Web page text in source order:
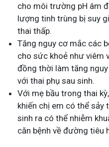
cho môi trường pH âm
lượng tinh trùng bị suy
thai thấp.
Tăng nguy cơ mắc các
cho sức khoẻ như viêm
đồng thời làm tăng
với thai phụ sau sinh.
Với mẹ bầu trong thai
khiến chị em có thể sảy
sinh ra có thể nhiễm
căn bệnh về đường tiêu